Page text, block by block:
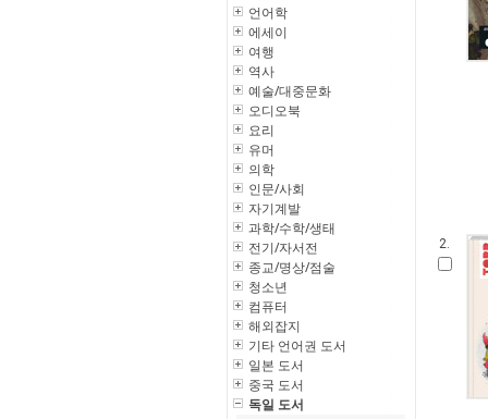
언어학
에세이
여행
역사
예술/대중문화
오디오북
요리
유머
의학
인문/사회
자기계발
과학/수학/생태
전기/자서전
종교/명상/점술
청소년
컴퓨터
해외잡지
기타 언어권 도서
일본 도서
중국 도서
독일 도서
2.